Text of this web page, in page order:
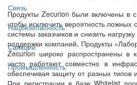
Связь
Нацбезопасность
Санкции
Промышленность
Продукты Zecurion были включены в
чтобы исключить вероятность ложных
системы заказчиков и снизить
поддержки компаний. Продукты
Zecurion широко распространены в
часто работают совместно в
обеспечивая защиту от разных типов
При регистрации в базе Whitelist